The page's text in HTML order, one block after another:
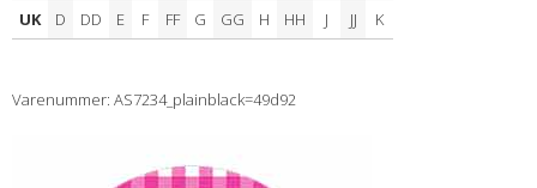
UK
D DD E F FF G GG H HH J JJ K
Varenummer: AS7234_plainblack=49d92